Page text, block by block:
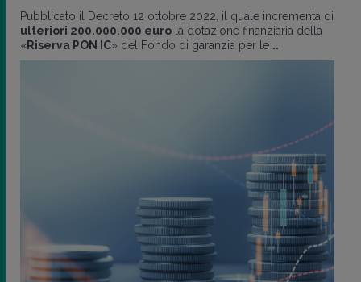
Pubblicato il Decreto 12 ottobre 2022, il quale incrementa di
ulteriori 200.000.000 euro la dotazione finanziaria della
«Riserva PON IC» del Fondo di garanzia per le ..